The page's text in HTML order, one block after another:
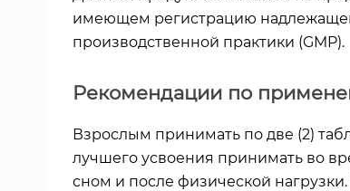
имеющем регистрацию
производственной практики (GMP).
Рекомендации по
Взрослым принимать по две (2)
лучшего усвоения принимать во
сном и после физической